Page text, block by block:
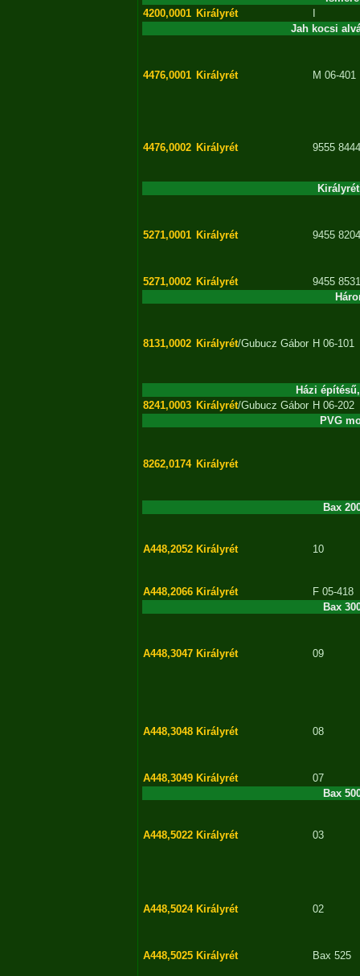
4200,0001 Királyrét
Jah kocsi
4476,0001 Királyrét M 06-401
4476,0002 Királyrét 9555
5271,0001 Királyrét 9455
5271,0002 Királyrét
9455
8131,0002 Királyrét/Gubucz Gábor H 06-101
Házi
8241,0003 Királyrét/Gubucz Gábor H 06-202
PVG
8262,0174 Királyrét
Bax
A448,2052 Királyrét 10
A448,2066 Királyrét
F 05-418
Bax
A448,3047 Királyrét 09
A448,3048 Királyrét 08
A448,3049 Királyrét
07
Bax
A448,5022 Királyrét 03
A448,5024 Királyrét 02
A448,5025 Királyrét Bax 525